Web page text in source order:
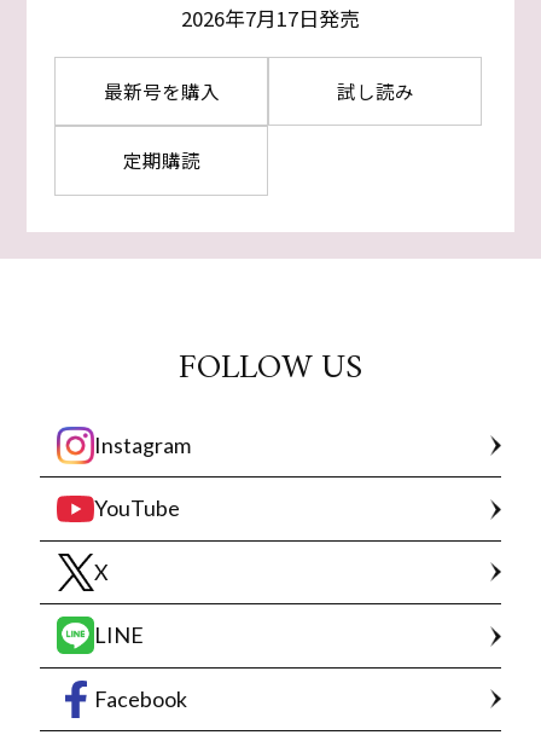
2026年7月17日発売
最新号を購入 試し読み
定期購読
FOLLOW US
Instagram
YouTube
X
LINE
Facebook